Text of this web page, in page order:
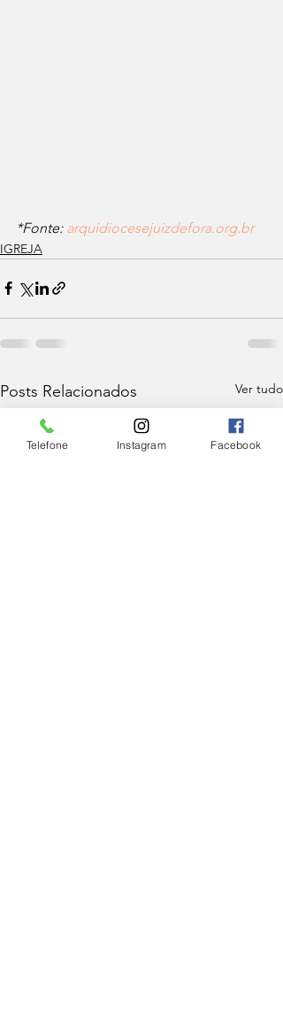
*Fonte: arquidiocesejuizdefora.org.br
IGREJA
Posts Relacionados Ver tudo
Telefone Instagram Facebook